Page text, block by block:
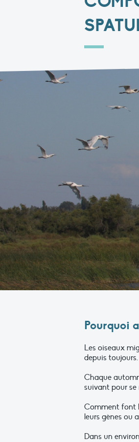
Pourquoi
Les oiseaux
depuis toujours.
Chaque
suivant pour se
Comment font
leurs gènes ou
Dans un